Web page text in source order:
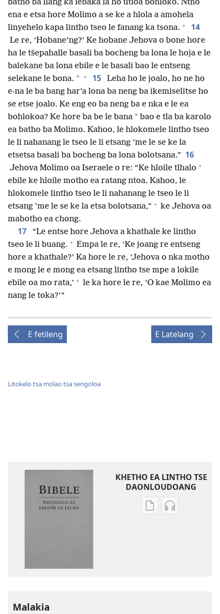
batho ba llang ka lebaka la ho utloa bohloko. Ntho
ena e etsa hore Molimo a se ke a hlola a amohela
linyehelo kapa lintho tseo le fanang ka tsona. + 14
Le re, ‘Hobane’ng?’ Ke hobane Jehova o bone hore
ha le tšepahalle basali ba bocheng ba lona le hoja e le
balekane ba lona ebile e le basali bao le entseng
selekane le bona. * + 15
Leha ho le joalo, ho ne ho
e-na le ba bang har’a lona ba neng ba ikemiselitse ho
se etse joalo. Ke eng eo ba neng ba e nka e le ea
bohlokoa? Ke hore ba be le bana * bao e tla ba karolo
ea batho ba Molimo. Kahoo, le hlokomele lintho tseo
le li nahanang le tseo le li etsang ’me le se ke la
etsetsa basali ba bocheng ba lona bolotsana.” 16
Jehova Molimo oa Iseraele o re: “Ke hloile tlhalo +
ebile ke hloile motho ea ratang ntoa. Kahoo, le
hlokomele lintho tseo le li nahanang le tseo le li
etsang ’me le se ke la etsa bolotsana,” + ke Jehova oa
mabotho ea chong.
17
“Le entse hore Jehova a khathale ke lintho
tseo le li buang. + Empa le re, ‘Ke joang re entseng
hore a khathale?’ Ka hore le re, ‘Jehova o nka motho
e mong le e mong ea etsang lintho tse mpe a lokile
ebile oa mo rata,’ + le ka hore le re, ‘O kae Molimo ea
nang le toka?’”
E fetileng E Latelang
Litokelo tsa molao tsa sengoloa
KHETHO EA LINTHO TSE
DAONLOUDOANG
KhethoKhetho
Malakia